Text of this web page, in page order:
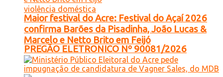
PREGÃO ELETRONICO Nº 90081/2026
Maior festival do Acre: Festival do Açaí 2026
confirma Barões da Pisadinha, João Lucas &
Marcelo e Netto Brito em Feijó